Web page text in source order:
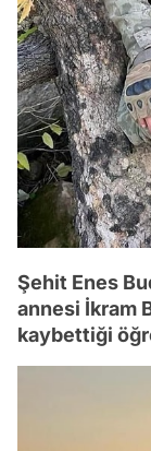
Şehit Enes
annesi İkram
kaybettiği